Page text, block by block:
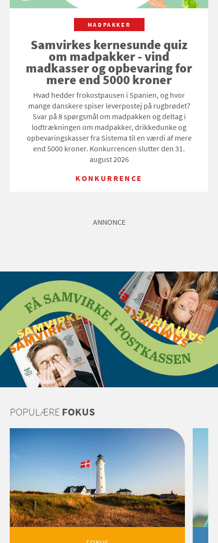
MADPAKKER
Samvirkes kernesunde quiz
om madpakker - vind
madkasser og opbevaring for
mere end 5000 kroner
Hvad hedder frokostpausen i Spanien, og hvor
mange danskere spiser leverpostej på rugbrødet?
Svar på 8 spørgsmål om madpakken og deltag i
lodtrækningen om madpakker, drikkedunke og
opbevaringskasser fra Sistema til en værdi af mere
end 5000 kroner. Konkurrencen slutter den 31.
august 2026
KONKURRENCE
ANNONCE
POPULÆREFOKUS